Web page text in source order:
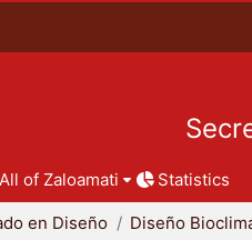
All of Zaloamati Statistics
en Diseño Diseño